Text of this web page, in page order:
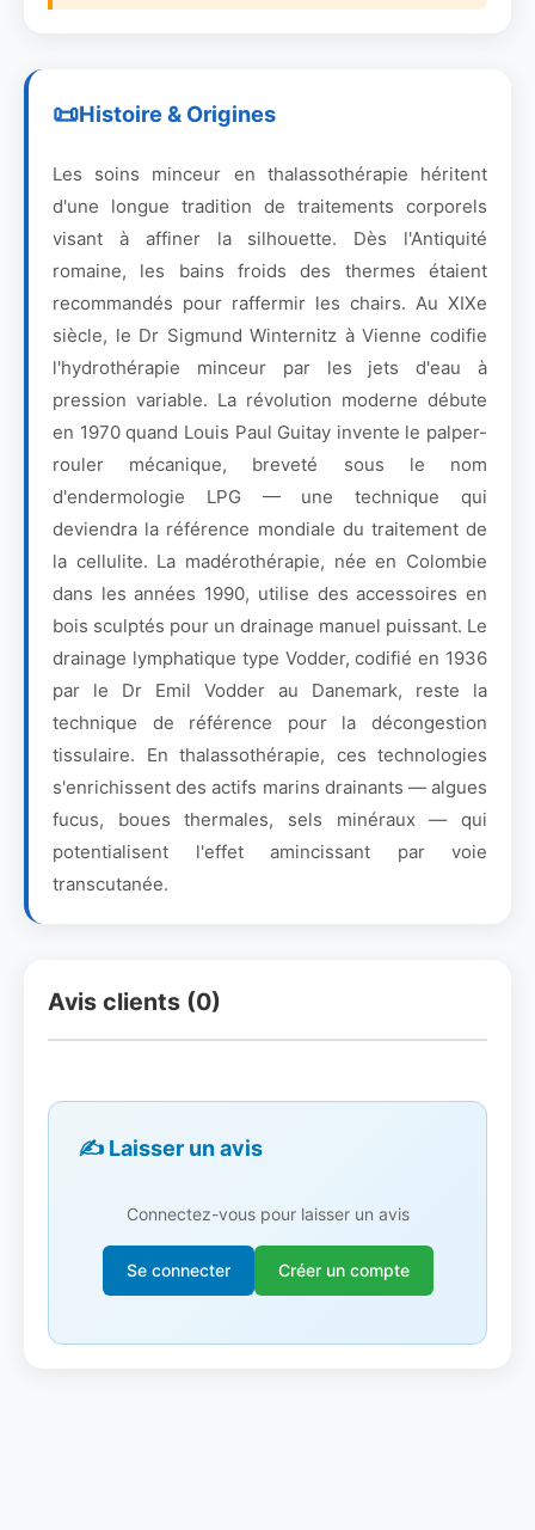
Histoire & Origines
Les soins minceur en thalassothérapie héritent
d'une longue tradition de traitements corporels
visant à affiner la silhouette. Dès l'Antiquité
romaine, les bains froids des thermes étaient
recommandés pour raffermir les chairs. Au XIXe
siècle, le Dr Sigmund Winternitz à Vienne codifie
l'hydrothérapie minceur par les jets d'eau à
pression variable. La révolution moderne débute
en 1970 quand Louis Paul Guitay invente le palper-
rouler mécanique, breveté sous le nom
d'endermologie LPG — une technique qui
deviendra la référence mondiale du traitement de
la cellulite. La madérothérapie, née en Colombie
dans les années 1990, utilise des accessoires en
bois sculptés pour un drainage manuel puissant. Le
drainage lymphatique type Vodder, codifié en 1936
par le Dr Emil Vodder au Danemark, reste la
technique de référence pour la décongestion
tissulaire. En thalassothérapie, ces technologies
s'enrichissent des actifs marins drainants — algues
fucus, boues thermales, sels minéraux — qui
potentialisent l'effet amincissant par voie
transcutanée.
Avis clients (0)
✍️ Laisser un avis
Connectez-vous pour laisser un avis
Se connecter Créer un compte